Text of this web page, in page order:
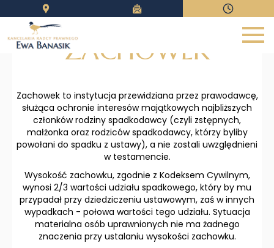
Zakres usług
Forma usług
Kontakt
Blog informacyjny
Zadzwoń
ZACHOWEK
Zachowek to instytucja przewidziana przez prawodawcę,
służąca ochronie interesów majątkowych najbliższych
członków rodziny spadkodawcy (czyli zstępnych,
małżonka oraz rodziców spadkodawcy, którzy byliby
powołani do spadku z ustawy), a nie zostali uwzględnieni
w testamencie.
Wysokość zachowku, zgodnie z Kodeksem Cywilnym,
wynosi 2/3 wartości udziału spadkowego, który by mu
przypadał przy dziedziczeniu ustawowym, zaś w innych
wypadkach - połowa wartości tego udziału. Sytuacja
materialna osób uprawnionych nie ma żadnego
znaczenia przy ustalaniu wysokości zachowku.